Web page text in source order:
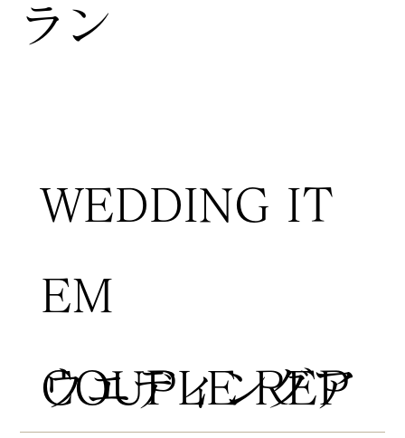
COUPLE REP
ラン
WEDDING IT
EM
​ウエディングア